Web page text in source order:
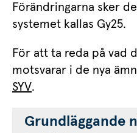
Förändringarna sker
systemet kallas Gy25.
För att ta reda på vad
motsvarar i de nya
SYV.
Grundläggande